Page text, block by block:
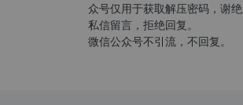
众号仅用于获取解压密码，谢绝
私信留言，拒绝回复。
微信公众号不引流，不回复。